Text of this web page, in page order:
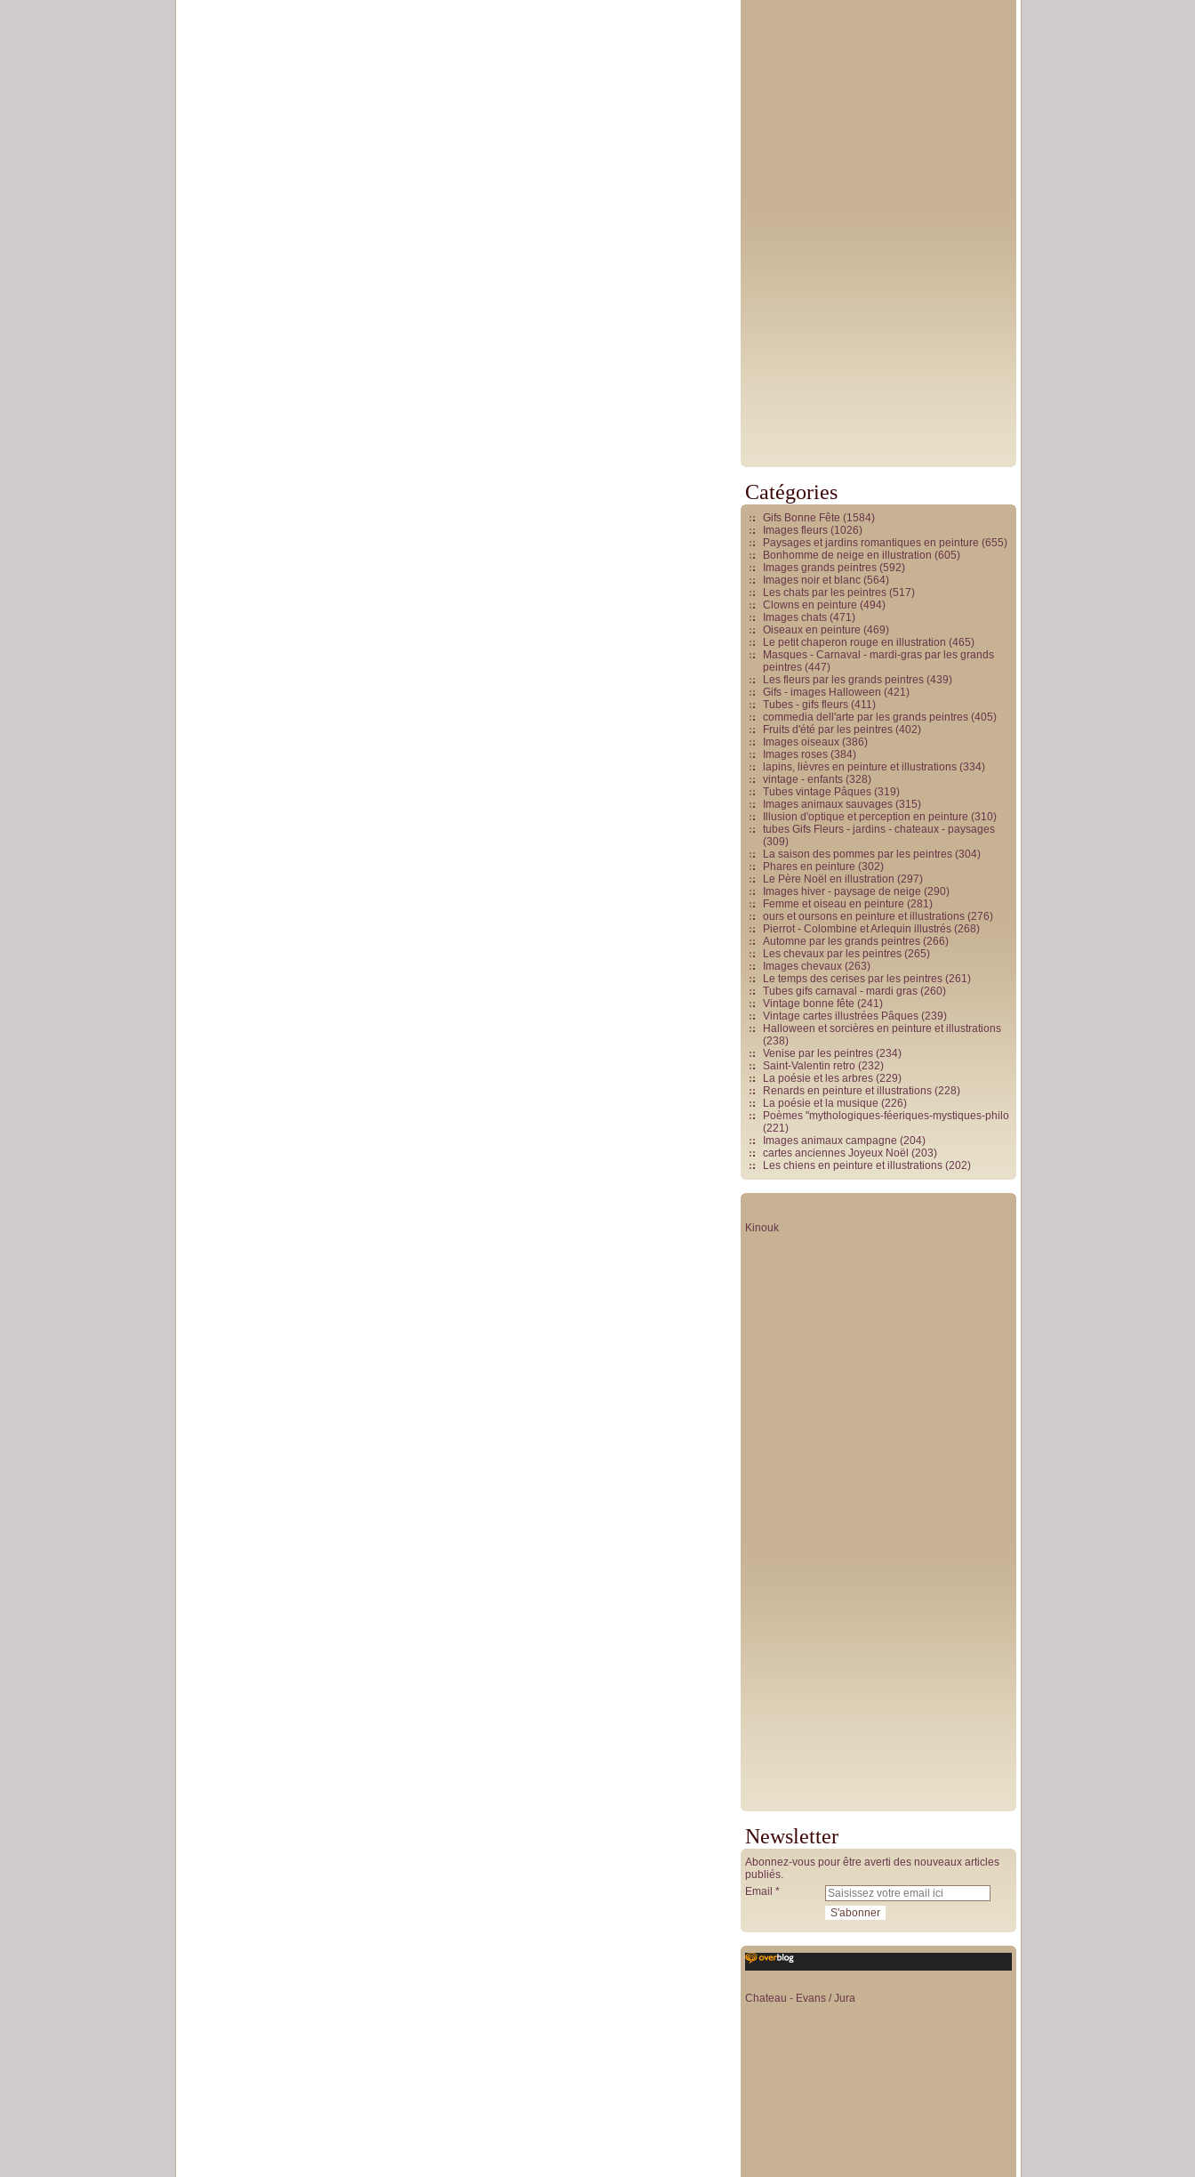
Catégories
Gifs Bonne Fête (1584)
Images fleurs (1026)
Paysages et jardins romantiques en peinture (655)
Bonhomme de neige en illustration (605)
Images grands peintres (592)
Images noir et blanc (564)
Les chats par les peintres (517)
Clowns en peinture (494)
Images chats (471)
Oiseaux en peinture (469)
Le petit chaperon rouge en illustration (465)
Masques - Carnaval - mardi-gras par les grands
peintres (447)
Les fleurs par les grands peintres (439)
Gifs - images Halloween (421)
Tubes - gifs fleurs (411)
commedia dell'arte par les grands peintres (405)
Fruits d'été par les peintres (402)
Images oiseaux (386)
Images roses (384)
lapins, lièvres en peinture et illustrations (334)
vintage - enfants (328)
Tubes vintage Pâques (319)
Images animaux sauvages (315)
Illusion d'optique et perception en peinture (310)
tubes Gifs Fleurs - jardins - chateaux - paysages
(309)
La saison des pommes par les peintres (304)
Phares en peinture (302)
Le Père Noël en illustration (297)
Images hiver - paysage de neige (290)
Femme et oiseau en peinture (281)
ours et oursons en peinture et illustrations (276)
Pierrot - Colombine et Arlequin illustrés (268)
Automne par les grands peintres (266)
Les chevaux par les peintres (265)
Images chevaux (263)
Le temps des cerises par les peintres (261)
Tubes gifs carnaval - mardi gras (260)
Vintage bonne fête (241)
Vintage cartes illustrées Pâques (239)
Halloween et sorcières en peinture et illustrations
(238)
Venise par les peintres (234)
Saint-Valentin retro (232)
La poésie et les arbres (229)
Renards en peinture et illustrations (228)
La poésie et la musique (226)
Poèmes "mythologiques-féeriques-mystiques-philo
(221)
Images animaux campagne (204)
cartes anciennes Joyeux Noël (203)
Les chiens en peinture et illustrations (202)
Kinouk
Newsletter
Abonnez-vous pour être averti des nouveaux articles
publiés.
Email
Chateau - Evans / Jura